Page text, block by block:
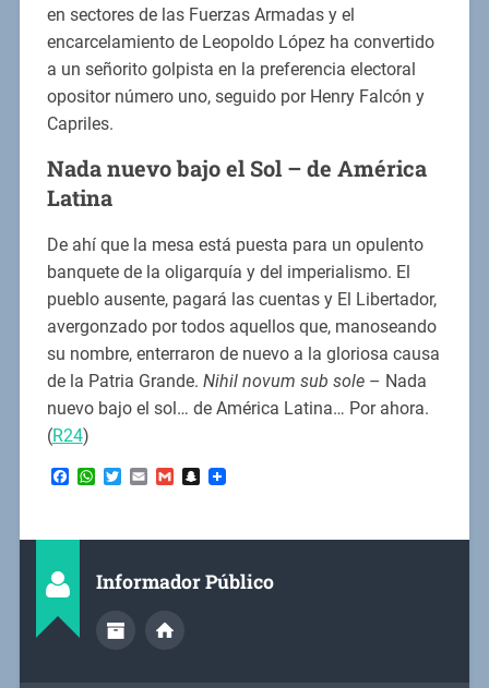
en sectores de las Fuerzas Armadas y el
encarcelamiento de Leopoldo López ha convertido
a un señorito golpista en la preferencia electoral
opositor número uno, seguido por Henry Falcón y
Capriles.
Nada nuevo bajo el Sol – de América
Latina
De ahí que la mesa está puesta para un opulento
banquete de la oligarquía y del imperialismo. El
pueblo ausente, pagará las cuentas y El Libertador,
avergonzado por todos aquellos que, manoseando
su nombre, enterraron de nuevo a la gloriosa causa
de la Patria Grande. Nihil novum sub sole– Nada
nuevo bajo el sol… de América Latina… Por ahora.
(R24)
Facebook
WhatsApp
TwitterEmailGmailSnapchat
Informador Público